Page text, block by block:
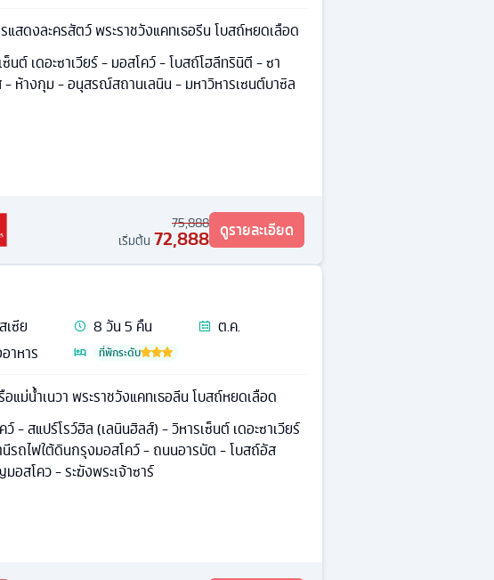
แสดงละครสัตว์ พระราชวังแคทเธอรีน โบสถ์หยดเลือด
ซ็นต์ เดอะซาเวียร์ - มอสโคว์ - โบสถ์โฮลีทรินิตี - ซา
- ห้างกุม - อนุสรณ์สถานเลนิน - มหาวิหารเซนต์บาซิล
75,888
เริ่มต้น 72,888 ดูรายละเอียด
เซีย 8วัน5 คืน
ต.ค.
าหาร ที่พักระดับ
อแม่น้ำเนวา พระราชวังแคทเธอลีน โบสถ์หยดเลือด
ว์ - สแปร์โรว์ฮิล (เลนินฮิลส์) - วิหารเซ็นต์ เดอะซาเวียร์
รถไฟใต้ดินกรุงมอสโคว์ - ถนนอารบัต - โบสถ์อัส
อสโคว - ระฆังพระเจ้าซาร์